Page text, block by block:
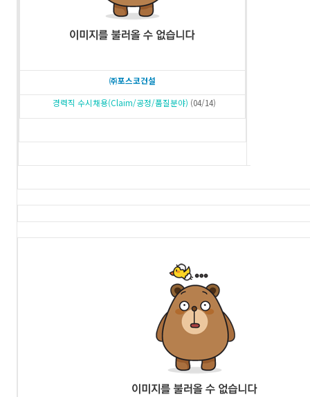
㈜포스코건설
경력직 수시채용(Claim/공정/품질분야) (04/14)